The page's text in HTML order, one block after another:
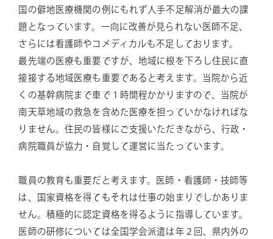
国の僻地医療機関の例にもれず人手不足解消が最大の課
題となっています。一向に改善が見られない医師不足、
さらには看護師やコメディカルも不足しております。
最先端の医療も重要ですが、地域に根を下ろし住民に直
接接する地域医療も重要であると考えます。当院から近
くの基幹病院まで車で１時間程かかりますので、当院が
南天草地域の救急を含めた医療を担っていかなければな
りません。住民の皆様にご支援いただきながら、行政・
病院職員が協力・自覚して運営に当たっています。
職員の教育も重要だと考えます。医師・看護師・技師等
は、国家資格を得てもそれは仕事の始まりでしかありま
せん。積極的に認定資格を得るように指導しています。
医師の研修については全国学会派遣は年２回、県内外の